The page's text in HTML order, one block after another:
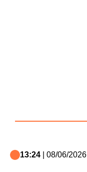
13:24 | 08/06/2026